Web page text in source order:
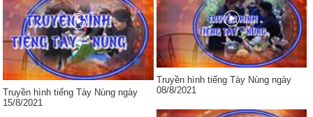
Truyền hình tiếng Tày Nùng ngày
15/8/2021
Truyền hình tiếng Tày Nùng ngày
08/8/2021